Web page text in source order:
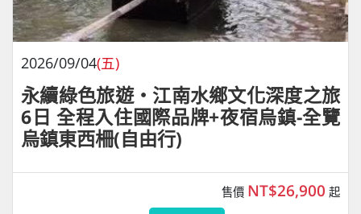
2026/09/04(五)
永續綠色旅遊・江南水鄉文化深度之旅
6日 全程入住國際品牌+夜宿烏鎮-全覽
烏鎮東西柵(自由行)
售價 NT$26,900 起